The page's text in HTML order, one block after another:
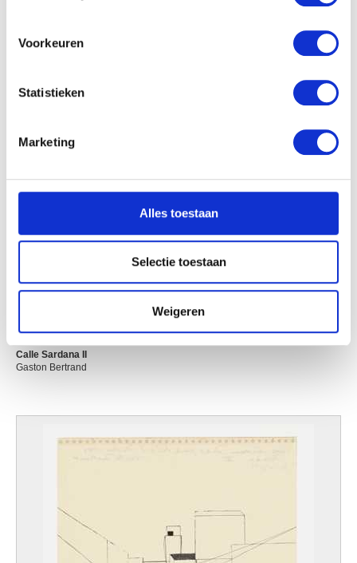
locatie, die tot een paar meter nauwkeurig kan zijn
scannen op specifieke eigenschappen (fingerprinting)
detailgedeeltein.
U kunt uw toestemming op elk moment wijzigen of
We gebruiken cookies om content en advertenties te
personaliseren, om functies voor social media te bieden
en om ons websiteverkeer te analyseren. Ook delen we
informatie over uw gebruik van onze site met onze
partners voor social media, adverteren en analyse. Deze
verzameld op basis van uw gebruik van hun services.
Voorkeuren
Statistieken
Marketing
Alles toestaan
Selectie toestaan
Weigeren
Calle Sardana II
Gaston Bertrand